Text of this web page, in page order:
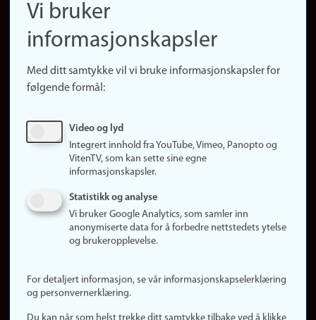
(no)
Finn forsker
Presse
Finn studier
Ledige stillinger
Om nettstedet
Informasjonskapsler
Personvern
Vi bruker
informasjonskapsler
Med ditt samtykke vil vi bruke informasjonskapsler for
følgende formål:
Video og lyd
Integrert innhold fra YouTube, Vimeo, Panopto og
VitenTV, som kan sette sine egne
informasjonskapsler.
Statistikk og analyse
Vi bruker Google Analytics, som samler inn
anonymiserte data for å forbedre nettstedets ytelse
og brukeropplevelse.
For detaljert informasjon, se vår informasjonskapselerklæring
og personvernerklæring.